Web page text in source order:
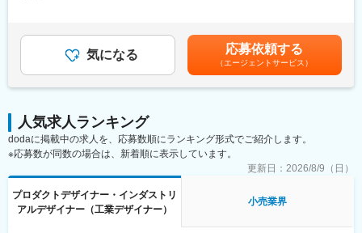
■業務の魅力
・CAD経験を活かしながら業務の幅を広げられる！
に携わることができます。
・全国展開ブランドの店舗づくりに携われる！
全国約380店舗を展開するアパレル企業の店舗開発に関わること
ができ、自身の仕事がカタチとして残るやりがいがあります。
■教育体制
■使用ソフト：
Adobe illustrator、Photoshop
SPA方式を導入し、「低価格3プライス市場」といわれる低価格メ
ガネ市場を構築してきました。
毎月新商品を展開し、シーズンやTPO に合わせた眼鏡の掛け替
参考にマーケットインのものづくりをベースにしつつ、アイウェ
ア業界に限らずファッションや社会的なトレンドやリサーチと顧
客分析をしたうえで、シーズナルでターゲットに応じた商品企画
回※入社日により支給の有無や回数は変動、支給金額は会社業績お
よび個人評価を鑑み決定■昇給：年1回※評価・査定に基づき決定
賃金はあくまでも目安の金額であり、選考を通じて上下する可能
性があります。月給(月額)は固定手当を含めた表記です。
気になる 応募依頼する
（エージェントサービス）
人気求人ランキング
dodaに掲載中の求人を、応募数順にランキング形式でご紹介します。
※応募数が同数の場合は、新着順に表示しています。
更新日： 2026/8/9（日）
プロダクトデザイナー・インダストリ
アルデザイナー（工業デザイナー）
小売業界